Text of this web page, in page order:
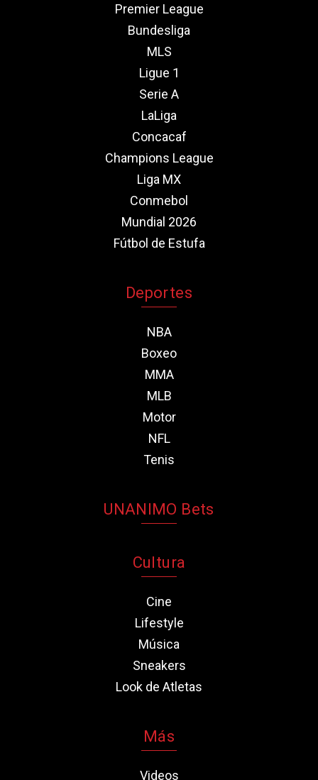
Premier League
Bundesliga
MLS
Ligue 1
Serie A
LaLiga
Concacaf
Champions League
Liga MX
Conmebol
Mundial 2026
Fútbol de Estufa
Deportes
NBA
Boxeo
MMA
MLB
Motor
NFL
Tenis
UNANIMO Bets
Cultura
Cine
Lifestyle
Música
Sneakers
Look de Atletas
Más
Videos